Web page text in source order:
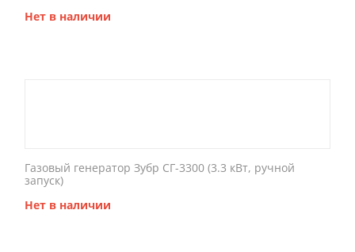
Нет в наличии
Газовый генератор Зубр СГ-3300 (3.3 кВт, ручной
запуск)
Нет в наличии